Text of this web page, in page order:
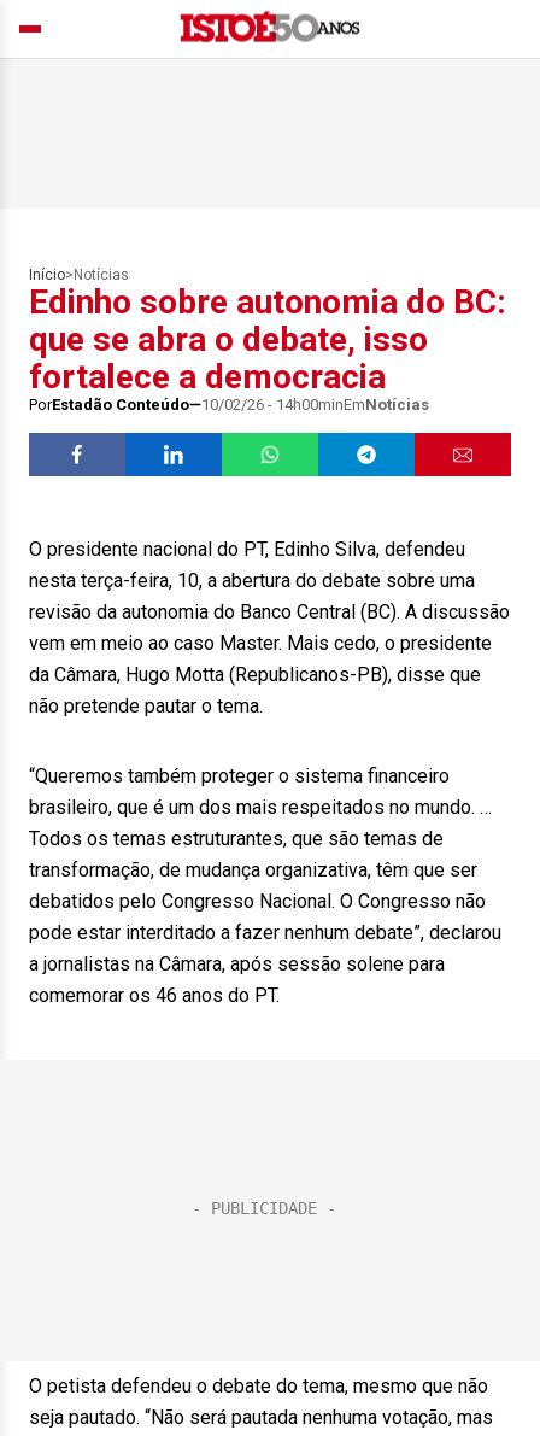
Início> Notícias
Edinho sobre autonomia do BC:
que se abra o debate, isso
fortalece a democracia
PorEstadão Conteúdo 10/02/26 - 14h00minEmNotícias
O presidente nacional do PT, Edinho Silva, defendeu
nesta terça-feira, 10, a abertura do debate sobre uma
revisão da autonomia do Banco Central (BC). A discussão
vem em meio ao caso Master. Mais cedo, o presidente
da Câmara, Hugo Motta (Republicanos-PB), disse que
não pretende pautar o tema.
“Queremos também proteger o sistema financeiro
brasileiro, que é um dos mais respeitados no mundo. …
Todos os temas estruturantes, que são temas de
transformação, de mudança organizativa, têm que ser
debatidos pelo Congresso Nacional. O Congresso não
pode estar interditado a fazer nenhum debate”, declarou
a jornalistas na Câmara, após sessão solene para
comemorar os 46 anos do PT.
O petista defendeu o debate do tema, mesmo que não
seja pautado. “Não será pautada nenhuma votação, mas